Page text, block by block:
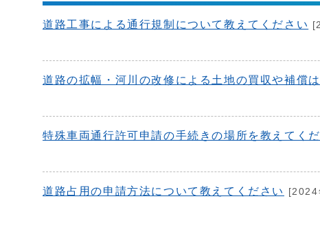
道路工事による通行規制について教えてください
道路の拡幅・河川の改修による土地の買収や補償
特殊車両通行許可申請の手続きの場所を教えてく
道路占用の申請方法について教えてください [2024